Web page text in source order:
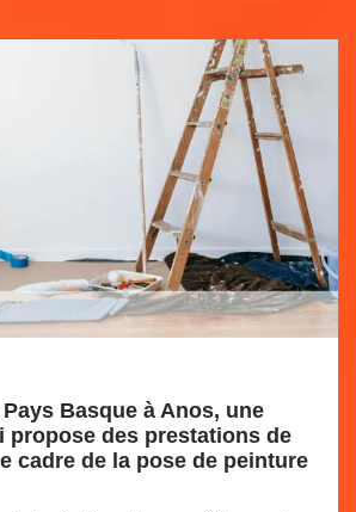
Basque à Anos, une
propose des prestations de
cadre de la pose de peinture